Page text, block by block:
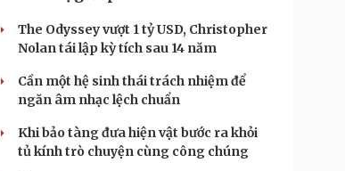
The Odyssey vượt 1 tỷ USD, Christopher
Nolan tái lập kỳ tích sau 14 năm
Cần một hệ sinh thái trách nhiệm để
ngăn âm nhạc lệch chuẩn
Khi bảo tàng đưa hiện vật bước ra khỏi
tủ kính trò chuyện cùng công chúng